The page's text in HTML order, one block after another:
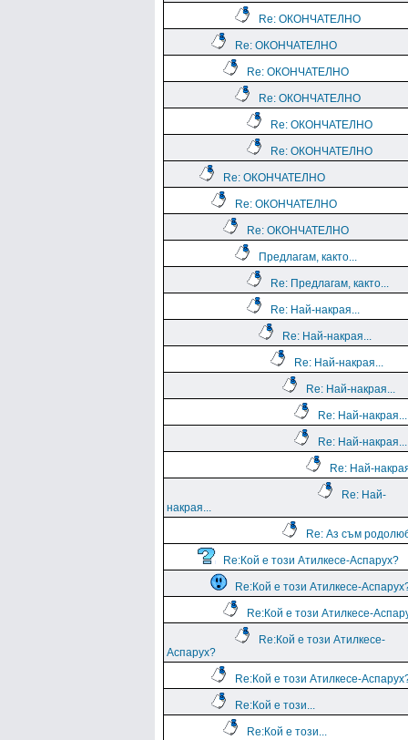
Re: ОКОНЧАТЕЛНО
Re: ОКОНЧАТЕЛНО
Re: ОКОНЧАТЕЛНО
Re: ОКОНЧАТЕЛНО
Re: ОКОНЧАТЕЛНО
Re: ОКОНЧАТЕЛНО
Re: ОКОНЧАТЕЛНО
Re: ОКОНЧАТЕЛНО
Re: ОКОНЧАТЕЛНО
Предлагам, както...
Re: Предлагам, както...
Re: Най-накрая...
Re: Най-накрая...
Re: Най-накрая...
Re: Най-накрая...
Re: Най-накрая...
Re: Най-накрая...
Re: Най-
Re: Най-
накрая...
Re: Аз съм
Re:Кой е този Атилкесе-Аспарух?
Re:Кой е този Атилкесе-
Re:Кой е този Атилкесе-
Re:Кой е този Атилкесе-
Аспарух?
Re:Кой е този Атилкесе-
Re:Кой е този...
Re:Кой е този...